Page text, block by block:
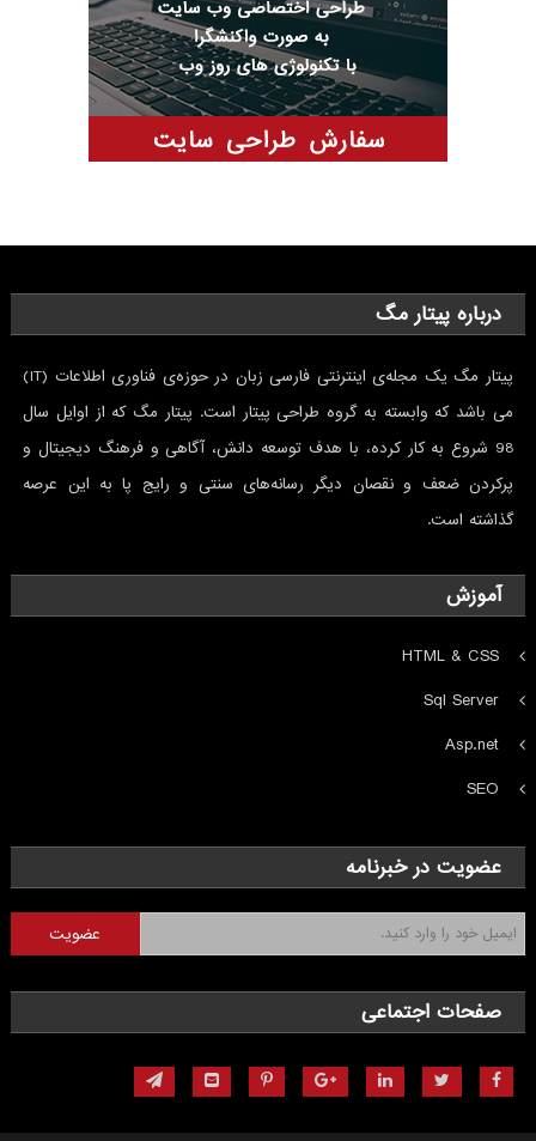
درباره پیتار مگ
پیتار مگ یک مجله‌ی اینترنتی فارسی ‌زبان در حوزه‌ی فناوری اطلاعات (IT)
می باشد که وابسته به گروه طراحی پیتار است. پیتار مگ که از اوایل سال
98 شروع به کار کرده، با هدف توسعه دانش، آگاهی و فرهنگ دیجیتال و
پرکردن ضعف و نقصان ديگر رسانه‌های سنتی و رايج پا به این عرصه
گذاشته است.
آموزش
HTML & CSS
Sql Server
Asp.net
SEO
عضویت در خبرنامه
صفحات اجتماعی